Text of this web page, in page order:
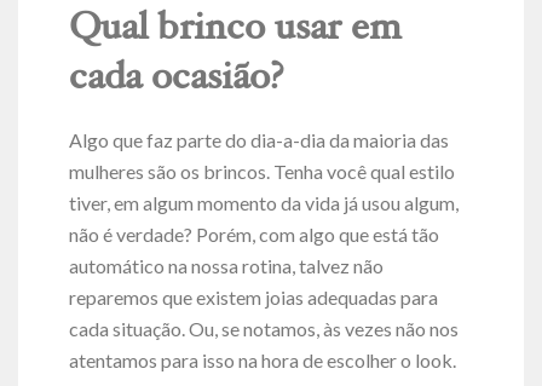
Qual brinco usar em
cada ocasião?
Algo que faz parte do dia-a-dia da maioria das
mulheres são os brincos. Tenha você qual estilo
tiver, em algum momento da vida já usou algum,
não é verdade? Porém, com algo que está tão
automático na nossa rotina, talvez não
reparemos que existem joias adequadas para
cada situação. Ou, se notamos, às vezes não nos
atentamos para isso na hora de escolher o look.